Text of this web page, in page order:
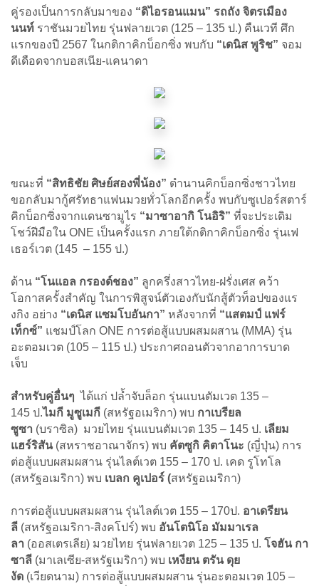
คู่รองเป็นการกลับมาของ “ดิไอรอนแมน” รถถัง จิตรเมือง
นนท์ ราชันมวยไทย รุ่นฟลายเวต (125 – 135 ป.) คืนเวที ศึก
แรกของปี 2567 ในกติกาคิกบ็อกซิ่ง พบกับ “เดนิส พูริช” จอม
ดีเดือดจากบอสเนีย-แคนาดา
ขณะที่ “สิทธิชัย ศิษย์สองพี่น้อง” ตำนานคิกบ็อกซิ่งชาวไทย
ขอกลับมากู้ศรัทธาแฟนมวยทั่วโลกอีกครั้ง พบกับซูเปอร์สตาร์
คิกบ็อกซิ่งจากแดนซามูไร “มาซาอากิ โนอิริ” ที่จะประเดิม
โชว์ฝีมือใน ONE เป็นครั้งแรก ภายใต้กติกาคิกบ็อกซิ่ง รุ่นเฟ
เธอร์เวต (145 – 155 ป.)
ด้าน “โนแอล กรองด์ชอง” ลูกครึ่งสาวไทย-ฝรั่งเศส คว้า
โอกาสครั้งสำคัญ ในการพิสูจน์ตัวเองกับนักสู้ตัวท็อปของแร
งกิง อย่าง “เดนิส แซมโบอันกา” หลังจากที่ “แสตมป์ แฟร์
เท็กซ์” แชมป์โลก ONE การต่อสู้แบบผสมผสาน (MMA) รุ่น
อะตอมเวต (105 – 115 ป.) ประกาศถอนตัวจากอาการบาด
เจ็บ
สำหรับคู่อื่นๆ ได้แก่ ปล้ำจับล็อก รุ่นแบนตัมเวต 135 –
145 ป.ไมกี มูซูเมกี (สหรัฐอเมริกา) พบ กาเบรียล
ซูซา (บราซิล) มวยไทย รุ่นแบนตัมเวต 135 – 145 ป. เลียม
แฮร์ริสัน(สหราชอาณาจักร) พบ คัตซูกิ คิตาโนะ (ญี่ปุ่น) การ
ต่อสู้แบบผสมผสาน รุ่นไลต์เวต 155 – 170 ป. เคด รูโทโล
(สหรัฐอเมริกา) พบ เบลก คูเปอร์ (สหรัฐอเมริกา)
การต่อสู้แบบผสมผสาน รุ่นไลต์เวต 155 – 170ป. อาเดรียน
ลี (สหรัฐอเมริกา-สิงคโปร์) พบ อันโตนิโอ มัมมาเรล
ลา (ออสเตรเลีย) มวยไทย รุ่นฟลายเวต 125 – 135 ป. โจฮัน กา
ซาลี (มาเลเซีย-สหรัฐเมริกา) พบ เหงียน ตรัน ดุย
งัด (เวียดนาม) การต่อสู้แบบผสมผสาน รุ่นอะตอมเวต 105 –